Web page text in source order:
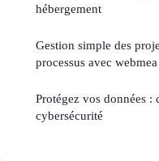
hébergement
Gestion simple des
processus avec webmea
Protégez vos données :
cybersécurité